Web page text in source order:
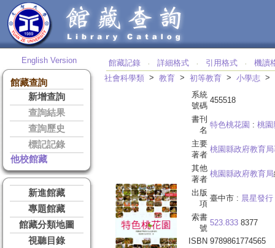
English Version
館藏查詢
新增查詢
查詢結果
查詢歷史
標記記錄
他校館藏
新進館藏
專題館藏
館藏分類地圖
視聽目錄
館藏記錄 ‧ 詳細格式 ‧ 引用格式 ‧
機讀
社會科學類 > 教育 > 初等教育 > 小學志 >
系統
號碼
455518
書刊
名
特色桃花園 : 桃園
主要
著者
桃園縣政府教育
其他
著者
桃園縣政府教育局
出版
項
臺中市 : 晨星發行
索書
號
523.833 8377
ISBN 9789861774565